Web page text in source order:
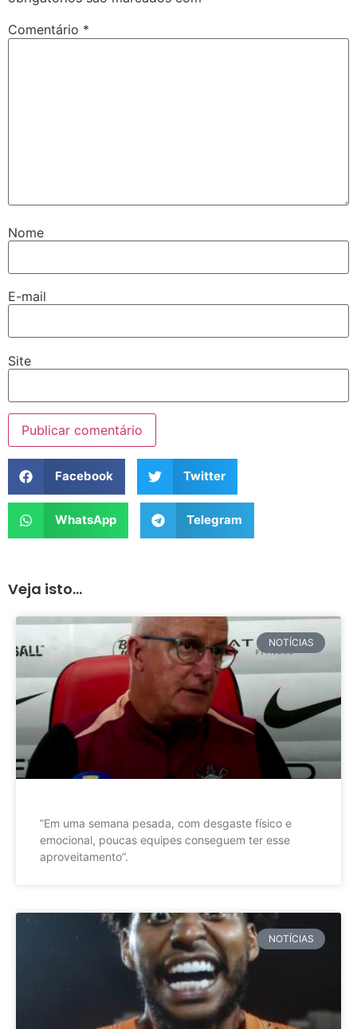
Comentário *
Nome
E-mail
Site
Facebook Twitter
WhatsApp Telegram
Veja isto...
NOTÍCIAS
”Em uma semana pesada, com desgaste físico e
emocional, poucas equipes conseguem ter esse
aproveitamento”.
NOTÍCIAS